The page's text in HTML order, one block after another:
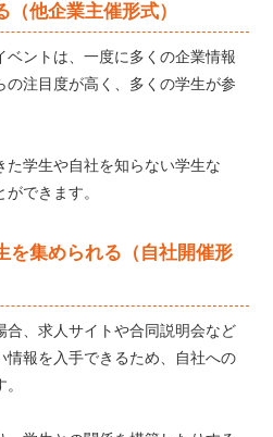
他企業主催形式）
ベントは、一度に多くの企業情報
の注目度が高く、多くの学生が参
た学生や自社を知らない学生な
できます。
を集められる（自社開催形
合、求人サイトや合同説明会など
情報を入手できるため、自社への